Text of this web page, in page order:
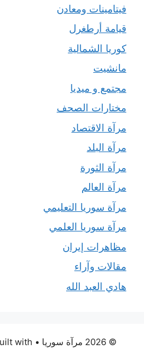
فيتامينات ومعادن
قيامة أرطغرل
كوريا الشمالية
مانشيت
مجتمع و ميديا
مختارات الصحف
مرآة الاقتصاد
مرآة البلد
مرآة الثورة
مرآة العالم
مرآة سوريا التعليمي
مرآة سوريا العلمي
مظاهرات إيران
مقالات وآراء
هادي العبد الله
© 2026 مرآة سوريا • Built with